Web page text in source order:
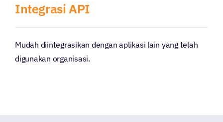
Integrasi API
Mudah diintegrasikan dengan aplikasi lain yang telah
digunakan organisasi.